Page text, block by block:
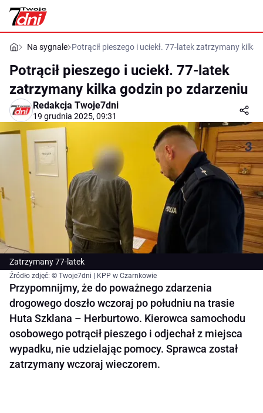
Na sygnale Potrącił pieszego i uciekł. 77-latek zatrzymany kilka
Potrącił pieszego i uciekł. 77-latek
zatrzymany kilka godzin po zdarzeniu
Redakcja Twoje7dni
19 grudnia 2025, 09:31
Zatrzymany 77-latek
Źródło zdjęć: © Twoje7dni | KPP w Czarnkowie
Przypomnijmy, że do poważnego zdarzenia
drogowego doszło wczoraj po południu na trasie
Huta Szklana – Herburtowo. Kierowca samochodu
osobowego potrącił pieszego i odjechał z miejsca
wypadku, nie udzielając pomocy. Sprawca został
zatrzymany wczoraj wieczorem.